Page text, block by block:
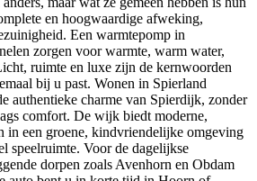
en hoogwaardige afweking,
Een warmtepomp in
zorgen voor warmte, warm water,
ruimte en luxe zijn de kernwoorden
bij u past. Wonen in Spierland
authentieke charme van Spierdijk, zonder
comfort. De wijk biedt moderne,
in een groene, kindvriendelijke omgeving
speelruimte. Voor de dagelijkse
dorpen zoals Avenhorn en Obdam